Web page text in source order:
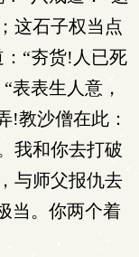
这石子权当点
“夯货!人已死
表表生人意，
!教沙僧在此：
我和你去打破
与师父报仇去
当。你两个着